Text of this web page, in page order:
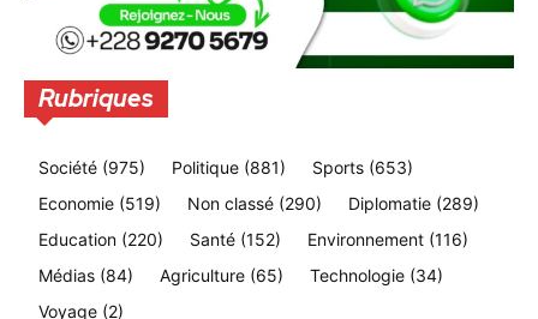
Rubriques
Société (975) Politique (881) Sports (653)
Economie (519) Non classé (290) Diplomatie (289)
Education (220) Santé (152) Environnement (116)
Médias (84) Agriculture (65) Technologie (34)
Voyage (2)